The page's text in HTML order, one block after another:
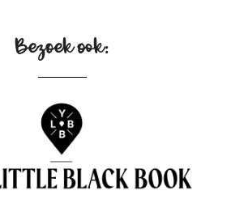
Bezoek ook: